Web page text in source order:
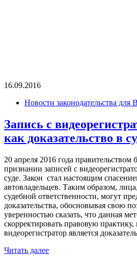
16.09.2016
Новости законодательства для
Запись с
как доказательство в
20 апреля 2016 года правительством
признании записей с
суде. Закон стал настоящим
автовладельцев. Таким образом,
судебной ответственности, могут
доказательства, обосновывая свою
уверенностью сказать, что данная
скорректировать правовую практику,
видеорегистратор является
Читать далее